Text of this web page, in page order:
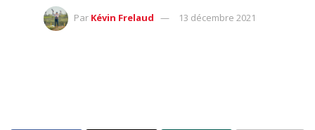
Par Kévin Frelaud 13 décembre 2021